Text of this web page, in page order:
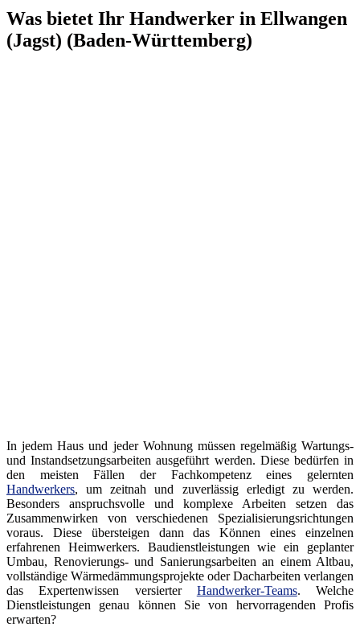
Was bietet Ihr Handwerker in Ellwangen
(Jagst) (Baden-Württemberg)
In jedem Haus und jeder Wohnung müssen regelmäßig Wartungs-
und Instandsetzungsarbeiten ausgeführt werden. Diese bedürfen in
den meisten Fällen der Fachkompetenz eines gelernten
Handwerkers, um zeitnah und zuverlässig erledigt zu werden.
Besonders anspruchsvolle und komplexe Arbeiten setzen das
Zusammenwirken von verschiedenen Spezialisierungsrichtungen
voraus. Diese übersteigen dann das Können eines einzelnen
erfahrenen Heimwerkers. Baudienstleistungen wie ein geplanter
Umbau, Renovierungs- und Sanierungsarbeiten an einem Altbau,
vollständige Wärmedämmungsprojekte oder Dacharbeiten verlangen
das Expertenwissen versierter Handwerker-Teams. Welche
Dienstleistungen genau können Sie von hervorragenden Profis
erwarten?